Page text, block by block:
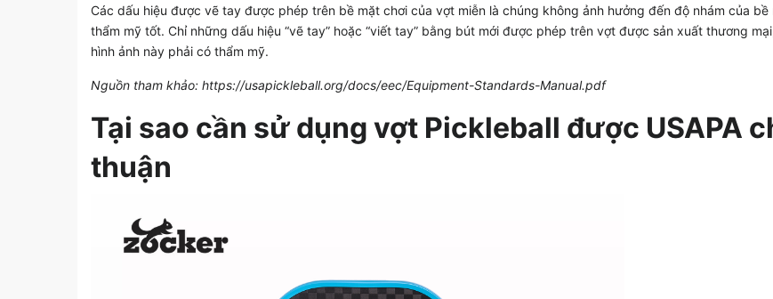
Các dấu hiệu được vẽ tay được phép trên bề mặt chơi của vợt miễn là chúng không ảnh hưởng đến độ nhám của bề
thẩm mỹ tốt. Chỉ những dấu hiệu “vẽ tay” hoặc “viết tay” bằng bút mới được phép trên vợt được sản xuất thương
hình ảnh này phải có thẩm mỹ.
Nguồn tham khảo: https://usapickleball.org/docs/eec/Equipment-Standards-Manual.pdf
Tại sao cần sử dụng vợt Pickleball được USAPA
thuận